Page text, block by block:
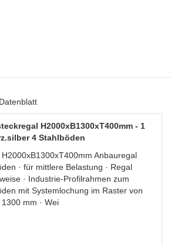
Datenblatt
H2000xB1300xT400mm - 1
4 Stahlböden
Anbauregal
· für mittlere Belastung · Regal
· Industrie-Profilrahmen zum
mit Systemlochung im Raster von
mm · Wei